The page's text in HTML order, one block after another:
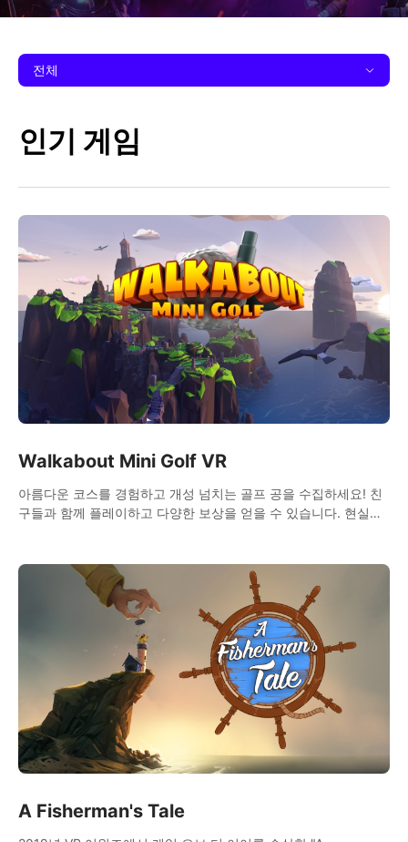
전체
인기 게임
Walkabout Mini Golf VR
아름다운 코스를 경험하고 개성 넘치는 골프 공을 수집하세요! 친
구들과 함께 플레이하고 다양한 보상을 얻을 수 있습니다. 현실적
A Fisherman's Tale